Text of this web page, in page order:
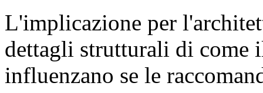
L'implicazione per
dettagli strutturali di come
influenzano se le